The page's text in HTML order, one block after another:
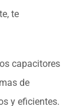
te
capacitores
de
y eficientes.